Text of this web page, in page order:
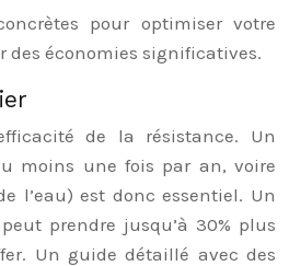
pour optimiser votre
des économies significatives.
de la résistance. Un
moins une fois par an, voire
l’eau) est donc essentiel. Un
prendre jusqu’à 30% plus
Un guide détaillé avec des